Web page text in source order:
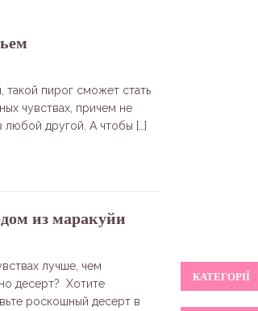
такой пирог сможет стать
чувствах, причем не
любой другой. А чтобы […]
из маракуйи
лучше, чем
десерт? Хотите
роскошный десерт в
КАТЕГОРІЇ